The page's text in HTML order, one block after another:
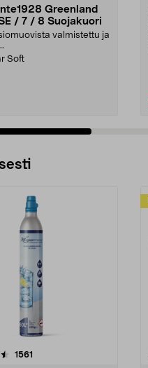
Greenland
/ 7 / 8 Suojakuori
valmistettu ja
Soft
1561
4.5viidestä